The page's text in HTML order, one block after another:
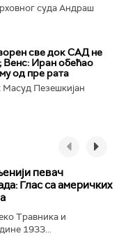
суда Андраш
све док САД не
Иран обећао
од пре рата
Пезешкијан
певач
Глас са америчких
Травника и
1933...